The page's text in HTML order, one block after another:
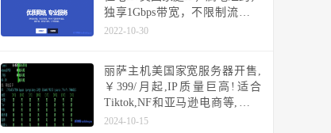
独享1Gbps带宽，不限制流量随
便跑，解锁所有美区锁区业务
2022-10-30
丽萨主机美国家宽服务器开售,
￥399/月起,IP质量巨高!适合
Tiktok,NF和亚马逊电商等,支持
Windows
2024-10-15